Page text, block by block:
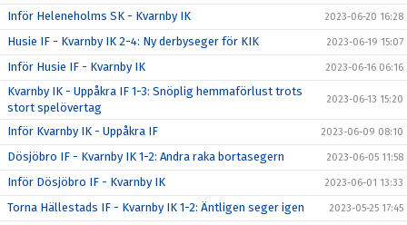
Inför Heleneholms SK - Kvarnby IK 2023-06-20 16:28
Husie IF - Kvarnby IK 2-4: Ny derbyseger för KIK 2023-06-19 15:07
Inför Husie IF - Kvarnby IK 2023-06-16 06:16
Kvarnby IK - Uppåkra IF 1-3: Snöplig hemmaförlust trots
stort spelövertag
2023-06-13 15:20
Inför Kvarnby IK - Uppåkra IF 2023-06-09 08:10
Dösjöbro IF - Kvarnby IK 1-2: Andra raka bortasegern 2023-06-05 11:58
Inför Dösjöbro IF - Kvarnby IK 2023-06-01 13:33
Torna Hällestads IF - Kvarnby IK 1-2: Äntligen seger igen 2023-05-25 17:45